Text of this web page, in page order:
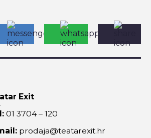
Exit
01 3704 – 120
prodaja@teatarexit.hr